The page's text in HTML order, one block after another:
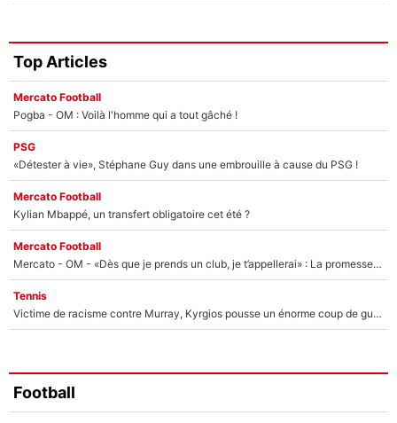
Top Articles
Mercato Football
Pogba - OM : Voilà l'homme qui a tout gâché !
PSG
«Détester à vie», Stéphane Guy dans une embrouille à cause du PSG !
Mercato Football
Kylian Mbappé, un transfert obligatoire cet été ?
Mercato Football
Mercato - OM - «Dès que je prends un club, je t’appellerai» : La promesse de Marcelino au moment de claquer la porte
Tennis
Victime de racisme contre Murray, Kyrgios pousse un énorme coup de gueule !
Football